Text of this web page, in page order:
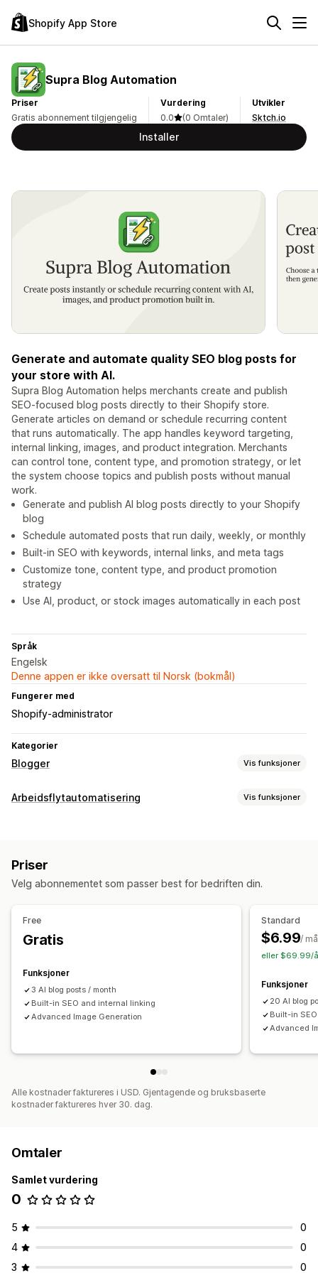
Shopify App Store
Supra Blog Automation
Priser
Gratis abonnement tilgjengelig
Vurdering
0.0
(0 Omtaler)
Utvikler
Sktch.io
Installer
Generate and automate quality SEO blog posts for
your store with AI.
Supra Blog Automation helps merchants create and publish
SEO-focused blog posts directly to their Shopify store.
Generate articles on demand or schedule recurring content
that runs automatically. The app handles keyword targeting,
internal linking, images, and product integration. Merchants
can control tone, content type, and promotion strategy, or let
the system choose topics and publish posts without manual
work.
Generate and publish AI blog posts directly to your Shopify
blog
Schedule automated posts that run daily, weekly, or monthly
Built-in SEO with keywords, internal links, and meta tags
Customize tone, content type, and product promotion
strategy
Use AI, product, or stock images automatically in each post
Språk
Engelsk
Denne appen er ikke oversatt til Norsk (bokmål)
Fungerer med
Shopify-administrator
Kategorier
Blogger Vis funksjoner
Innholdsskaping
Integrerte produkter
Integrerte videoer Kommentarer Innholdstabell
SEO
Rike kodebiter
Alt-tagger SEO-analyse
Interne koblinger URL-optimalisering
Poengverktøy
Analyse
Oppsett Søkefelt Fremhevede innlegg Relaterte innlegg
Tilpasset merkevarebygging
Egendefinert kode
Arbeidsflytautomatisering Vis funksjoner
Priser
Velg abonnementet som passer best for bedriften din.
Free
Gratis
Funksjoner
3 AI blog posts / month
Built-in SEO and internal linking
Advanced Image Generation
Standard
$6.99/
eller $69.99/
Funksjoner
20 AI blog
Built-in
Advanced
Alle kostnader faktureres i USD. Gjentagende og bruksbaserte
kostnader faktureres hver 30. dag.
Omtaler
Samlet vurdering
0
5
0
4
0
3
0